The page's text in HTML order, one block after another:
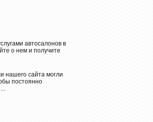
автосалонов в
о нем и получите
нашего сайта могли
постоянно